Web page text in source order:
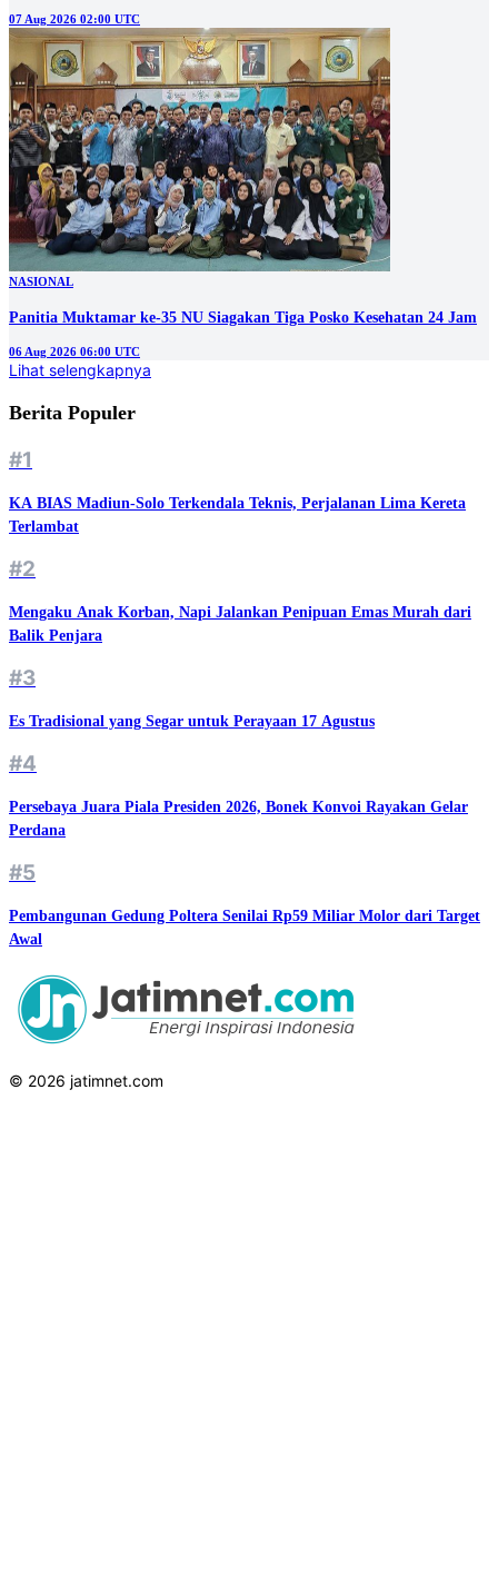
07 Aug 2026 02:00 UTC
NASIONAL
Panitia Muktamar ke-35 NU Siagakan Tiga Posko Kesehatan 24 Jam
06 Aug 2026 06:00 UTC
Lihat selengkapnya
Berita Populer
#1
KA BIAS Madiun-Solo Terkendala Teknis, Perjalanan Lima Kereta
Terlambat
#2
Mengaku Anak Korban, Napi Jalankan Penipuan Emas Murah dari
Balik Penjara
#3
Es Tradisional yang Segar untuk Perayaan 17 Agustus
#4
Persebaya Juara Piala Presiden 2026, Bonek Konvoi Rayakan Gelar
Perdana
#5
Pembangunan Gedung Poltera Senilai Rp59 Miliar Molor dari Target
Awal
© 2026 jatimnet.com